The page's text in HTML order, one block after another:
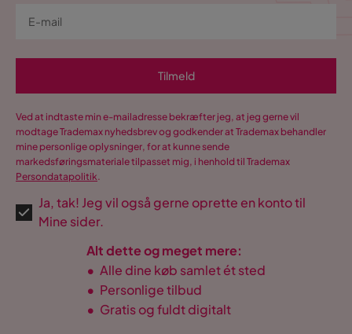
Tilmeld
Ved at indtaste min e-mailadresse bekræfter jeg, at jeg gerne vil
modtage Trademax nyhedsbrev og godkender at Trademax behandler
mine personlige oplysninger, for at kunne sende
markedsføringsmateriale tilpasset mig, i henhold til Trademax
Persondatapolitik.
Ja, tak! Jeg vil også gerne oprette en konto til
Mine sider.
Alt dette og meget mere:
• Alle dine køb samlet ét sted
• Personlige tilbud
• Gratis og fuldt digitalt